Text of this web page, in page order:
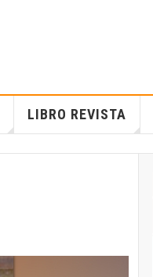
LIBRO REVISTA